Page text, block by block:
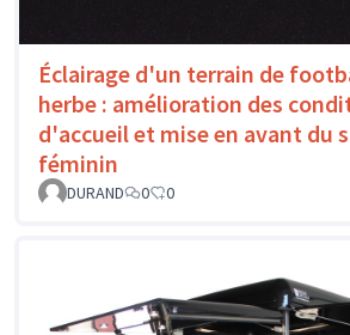
Éclairage d'un terrain de
herbe : amélioration des
d'accueil et mise en avant du
féminin
DURAND 0 0